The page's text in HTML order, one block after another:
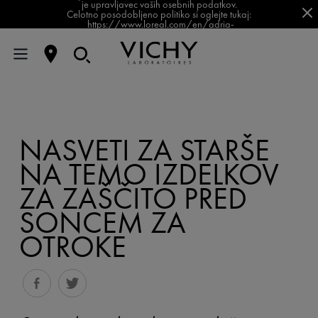
je upravljavec vaših osebnih podatkov.
Celotno posodobljeno politiko si oglejte tukaj:
https://www.loreal.com/en/adria-
NASVETI ZA STARŠE
NA TEMO IZDELKOV
ZA ZAŠČITO PRED
SONCEM ZA
OTROKE